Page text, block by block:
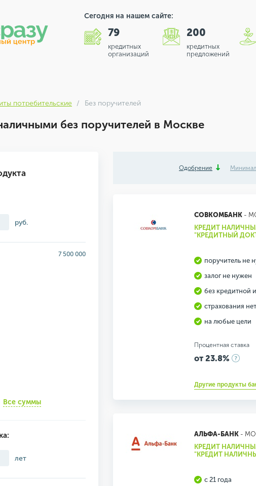
Сегодня на нашем сайте:
79
кредитных
организаций
200
кредитных
предложений
потребительские Без поручителей
без поручителей в Москве
руб.
7 500 000
Все суммы
лет
Одобрение
СОВКОМБАНК-
КРЕДИТ
"КРЕДИТНЫЙ
поручитель не
залог не нужен
без кредитной
страхования нет
на любые цели
Процентная ставка
от 23.8%
Другие продукты
АЛЬФА-БАНК-
КРЕДИТ
"КРЕДИТ
с 21 года